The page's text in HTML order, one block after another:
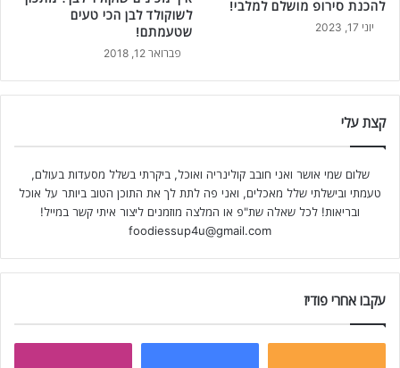
להכנת סירופ מושלם למלבי!
יוני 17, 2023
לשוקולד לבן הכי טעים
שטעמתם!
פברואר 12, 2018
קצת עלי
שלום שמי אושר ואני חובב קולינריה ואוכל, ביקרתי בשלל מסעדות בעולם,
טעמתי ובישלתי שלל מאכלים, ואני פה לתת לך את התוכן הטוב ביותר על אוכל
ובריאות! לכל שאלה שת"פ או המלצה מוזמנים ליצור איתי קשר במייל!
foodiessup4u@gmail.com
עקבו אחרי פודיז